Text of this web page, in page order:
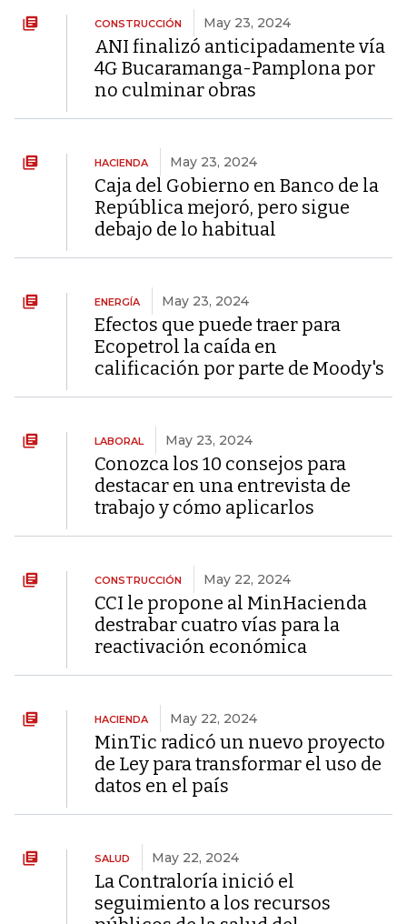
CONSTRUCCIÓN May 23, 2024
ANI finalizó anticipadamente vía
4G Bucaramanga-Pamplona por
no culminar obras
HACIENDA May 23, 2024
Caja del Gobierno en Banco de la
República mejoró, pero sigue
debajo de lo habitual
ENERGÍA May 23, 2024
Efectos que puede traer para
Ecopetrol la caída en
calificación por parte de Moody's
LABORAL May 23, 2024
Conozca los 10 consejos para
destacar en una entrevista de
trabajo y cómo aplicarlos
CONSTRUCCIÓN May 22, 2024
CCI le propone al MinHacienda
destrabar cuatro vías para la
reactivación económica
HACIENDA May 22, 2024
MinTic radicó un nuevo proyecto
de Ley para transformar el uso de
datos en el país
SALUD May 22, 2024
La Contraloría inició el
seguimiento a los recursos